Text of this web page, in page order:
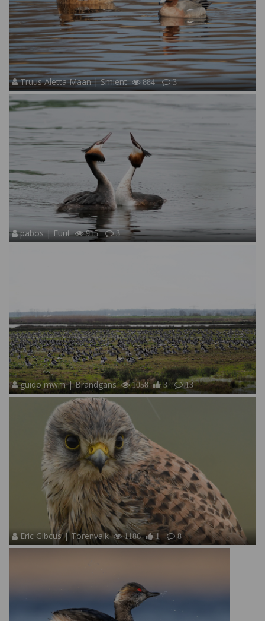
Truus Aletta Maan | Smient 884 3
pabos | Fuut 915 3
guido mwm | Brandgans 1058 3 13
Eric Gibcus | Torenvalk 1186 1 8